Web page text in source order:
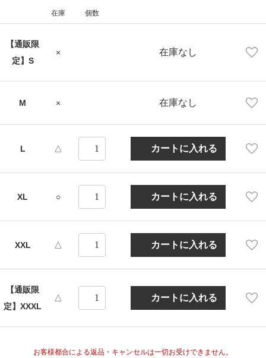
在庫 個数
【通販限
定】S
× 在庫なし
M × 在庫なし
L △
XL ○
XXL △
【通販限
定】XXXL
△
お客様都合による返品・キャンセルは一切お受けできません。